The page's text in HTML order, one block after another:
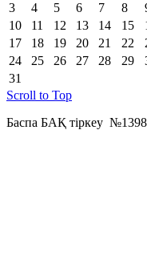
3
4 5 6 7 8
10
11 12 13 14 15
17
18 19 20 21 22
24
25 26 27 28 29
31
Scroll to Top
Баспа БАҚ тіркеу